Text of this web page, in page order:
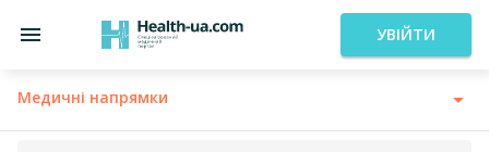
УВІЙТИ
Медичні напрямки